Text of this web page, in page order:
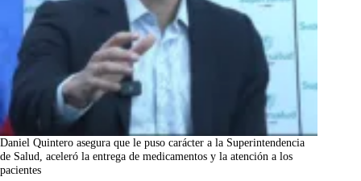
Daniel Quintero asegura que le puso carácter a la Superintendencia
de Salud, aceleró la entrega de medicamentos y la atención a los
pacientes